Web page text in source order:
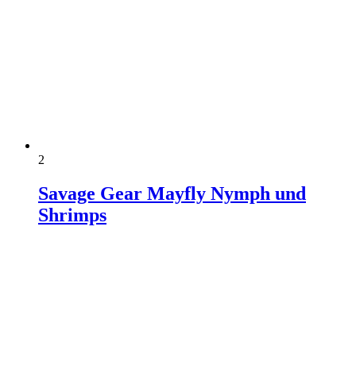
2
Savage Gear Mayfly Nymph und
Shrimps